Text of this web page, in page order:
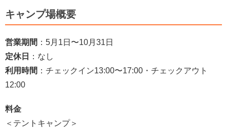
キャンプ場概要
営業期間 ：5月1日〜10月31日
定休日
：なし
利用時間 ：チェックイン13:00〜17:00・チェックアウト
12:00
料金
＜テントキャンプ＞